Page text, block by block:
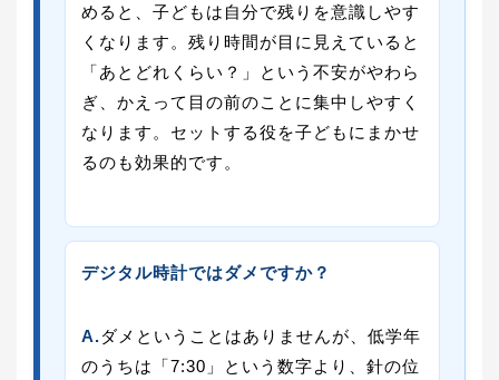
めると、子どもは自分で残りを意識しやす
くなります。残り時間が目に見えていると
「あとどれくらい？」という不安がやわら
ぎ、かえって目の前のことに集中しやすく
なります。セットする役を子どもにまかせ
るのも効果的です。
デジタル時計ではダメですか？
A.ダメということはありませんが、低学年
のうちは「7:30」という数字より、針の位